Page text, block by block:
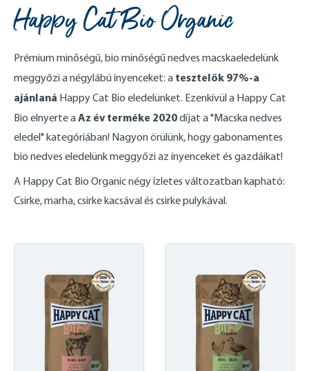
Happy Cat Bio Organic
Prémium minőségű, bio minőségű nedves macskaeledelünk
meggyőzi a négylábú ínyenceket: a tesztelők 97%-a
ajánlaná Happy Cat Bio eledelünket. Ezenkívül a Happy Cat
Bio elnyerte aAz év terméke 2020díjat a "Macska nedves
eledel" kategóriában! Nagyon örülünk, hogy gabonamentes
bio nedves eledelünk meggyőzi az ínyenceket és gazdáikat!
A Happy Cat Bio Organic négy ízletes változatban kapható:
Csirke, marha, csirke kacsával és csirke pulykával.